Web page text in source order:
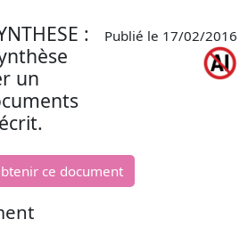
:
un
Publié le 17/02/2016
ce document